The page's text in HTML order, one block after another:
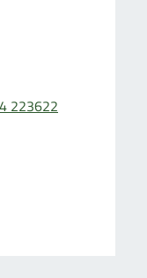
223622